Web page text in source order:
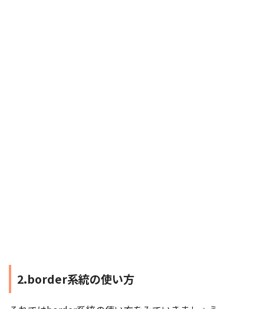
2.border系統の使い方